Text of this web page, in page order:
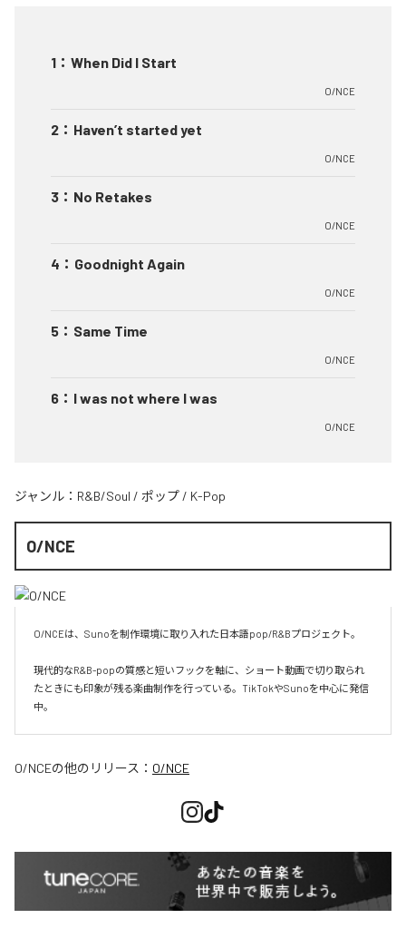
1 ： When Did I Start
O/NCE
2 ： Haven’t started yet
O/NCE
3 ： No Retakes
O/NCE
4 ： Goodnight Again
O/NCE
5 ： Same Time
O/NCE
6 ： I was not where I was
O/NCE
ジャンル： R&B/Soul / ポップ / K-Pop
O/NCE
O/NCEは、Sunoを制作環境に取り入れた日本語pop/R&Bプロジェクト。
現代的なR&B-popの質感と短いフックを軸に、ショート動画で切り取られ
たときにも印象が残る楽曲制作を行っている。TikTokやSunoを中心に発信
O/NCEの他のリリース： O/NCE